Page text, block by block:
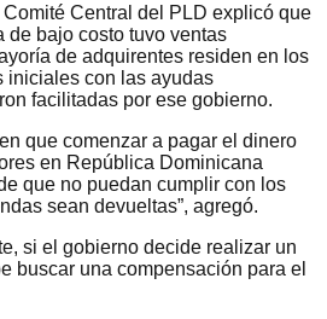
Central del PLD explicó que
de bajo costo tuvo ventas
de adquirentes residen en los
iniciales con las ayudas
facilitadas por ese gobierno.
que comenzar a pagar el dinero
en República Dominicana
que no puedan cumplir con los
sean devueltas”, agregó.
si el gobierno decide realizar un
buscar una compensación para el